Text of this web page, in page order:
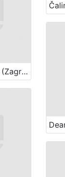
Dionička tiskara (Zagreb)